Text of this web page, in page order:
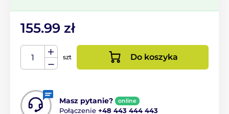
155.99 zł
szt Do koszyka
Masz pytanie? online
Połączenie +48 443 444 443